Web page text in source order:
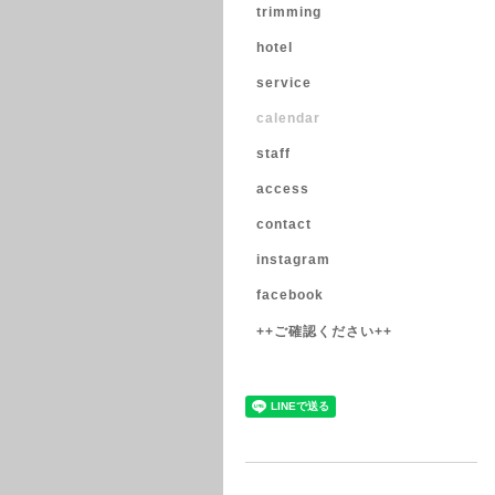
trimming
hotel
service
calendar
staff
access
contact
instagram
facebook
++ご確認ください++